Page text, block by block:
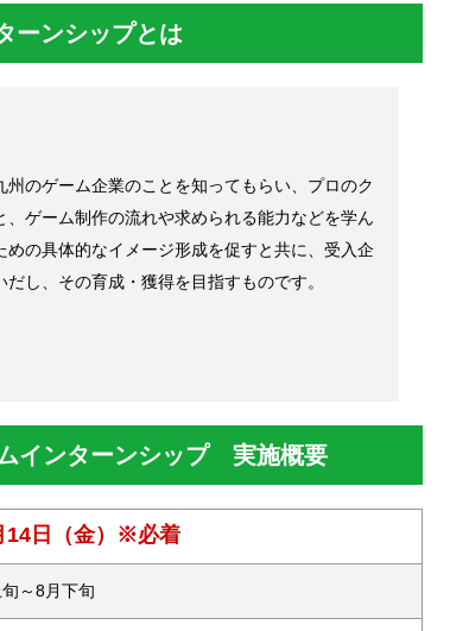
ーンシップとは
のゲーム企業のことを知ってもらい、プロのク
、ゲーム制作の流れや求められる能力などを学ん
めの具体的なイメージ形成を促すと共に、受入企
し、その育成・獲得を目指すものです。
インターンシップ 実施概要
14日（金）※必着
～8月下旬